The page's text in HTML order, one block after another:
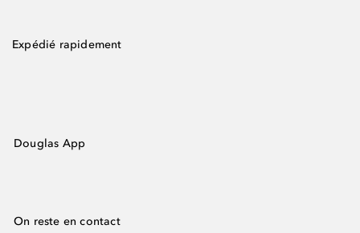
Expédié rapidement
Douglas App
On reste en contact